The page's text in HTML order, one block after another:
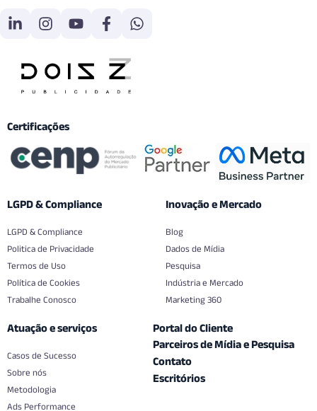
Certificações
LGPD & Compliance
LGPD & Compliance
Politica de Privacidade
Termos de Uso
Política de Cookies
Trabalhe Conosco
Inovação e Mercado
Blog
Dados de Mídia
Pesquisa
Indústria e Mercado
Marketing 360
Atuação e serviços
Casos de Sucesso
Sobre nós
Metodologia
Ads Performance
Portal do Cliente
Parceiros de Mídia e Pesquisa
Contato
Escritórios